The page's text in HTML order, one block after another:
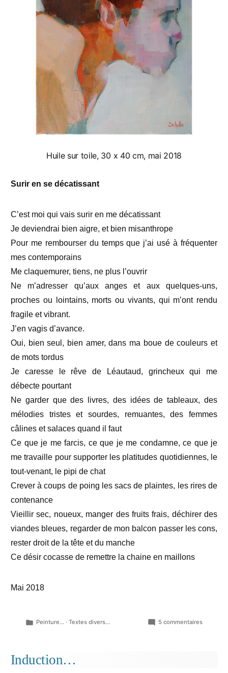
Huile sur toile, 30 x 40 cm, mai 2018
Surir en se décatissant
C’est moi qui vais surir en me décatissant
Je deviendrai bien aigre, et bien misanthrope
Pour me rembourser du temps que j’ai usé à fréquenter
mes contemporains
Me claquemurer, tiens, ne plus l’ouvrir
Ne m’adresser qu’aux anges et aux quelques-uns,
proches ou lointains, morts ou vivants, qui m’ont rendu
fragile et vibrant.
J’en vagis d’avance.
Oui, bien seul, bien amer, dans ma boue de couleurs et
de mots tordus
Je caresse le rêve de Léautaud, grincheux qui me
débecte pourtant
Ne garder que des livres, des idées de tableaux, des
mélodies tristes et sourdes, remuantes, des femmes
câlines et salaces quand il faut
Ce que je me farcis, ce que je me condamne, ce que je
me travaille pour supporter les platitudes quotidiennes, le
tout-venant, le pipi de chat
Crever à coups de poing les sacs de plaintes, les rires de
contenance
Vieillir sec, noueux, manger des fruits frais, déchirer des
viandes bleues, regarder de mon balcon passer les cons,
rester droit de la tête et du manche
Ce désir cocasse de remettre la chaine en maillons
Mai 2018
Publié
Peinture... ·Textes divers... 5 commentairessur
Induction…